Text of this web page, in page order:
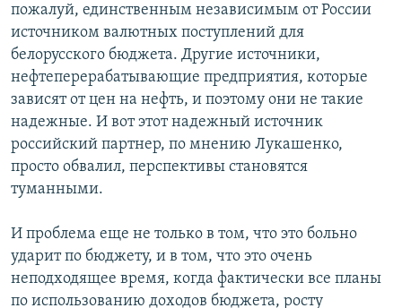
пожалуй, единственным независимым от России
источником валютных поступлений для
белорусского бюджета. Другие источники,
нефтеперерабатывающие предприятия, которые
зависят от цен на нефть, и поэтому они не такие
надежные. И вот этот надежный источник
российский партнер, по мнению Лукашенко,
просто обвалил, перспективы становятся
туманными.
И проблема еще не только в том, что это больно
ударит по бюджету, и в том, что это очень
неподходящее время, когда фактически все планы
по использованию доходов бюджета, росту